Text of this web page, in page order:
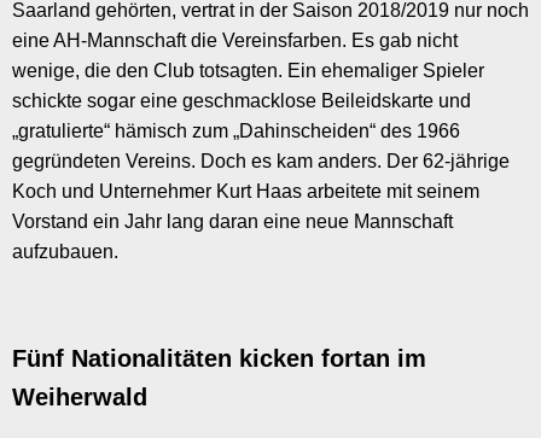
Saarland gehörten, vertrat in der Saison 2018/2019 nur noch
eine AH-Mannschaft die Vereinsfarben. Es gab nicht
wenige, die den Club totsagten. Ein ehemaliger Spieler
schickte sogar eine geschmacklose Beileidskarte und
„gratulierte“ hämisch zum „Dahinscheiden“ des 1966
gegründeten Vereins. Doch es kam anders. Der 62-jährige
Koch und Unternehmer Kurt Haas arbeitete mit seinem
Vorstand ein Jahr lang daran eine neue Mannschaft
aufzubauen.
Fünf Nationalitäten kicken fortan im
Weiherwald